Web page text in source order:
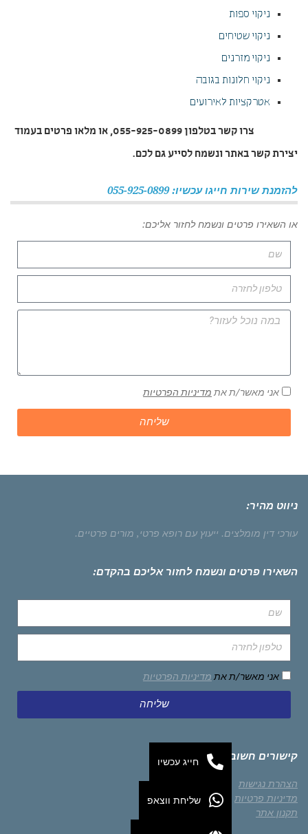
ניקוי ספות
ניקוי שטיחים
ניקוי מזרנים
ניקוי חלונות בגובה
אטרקציות לאירועים
צרו קשר בטלפון 055-925-0899, או מלאו פרטים בעמוד
יצירת קשר באתר ונשמח לסייע גם לכם.
להזמנת שירות חייגו עכשיו: 055-925-0899
או השאירו פרטים ונשמח לחזור אליכם:
אני מאשר/ת את מדיניות הפרטיות
שליחה
ניווט מהיר:
עורכי דין מומלצים. ייעוץ עם רופא פרטי, מורים פרטיים.
השאירו פרטים ונשמח לחזור אליכם בהקדם:
אני מאשר/ת את מדיניות הפרטיות
שליחה
קישורים חשובים
הצהרת נגישות
מדיניות פרטיות
תקנון אתר
חייג עכשיו
שליחת ווצאפ